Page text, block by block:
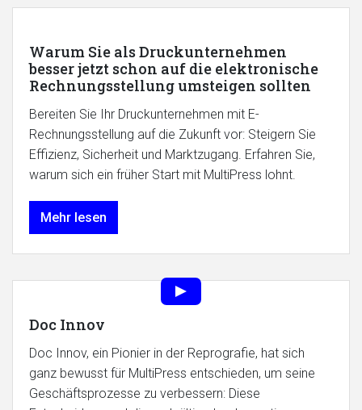
Warum Sie als Druckunternehmen
besser jetzt schon auf die elektronische
Rechnungsstellung umsteigen sollten
Bereiten Sie Ihr Druckunternehmen mit E-
Rechnungsstellung auf die Zukunft vor: Steigern Sie
Effizienz, Sicherheit und Marktzugang. Erfahren Sie,
warum sich ein früher Start mit MultiPress lohnt.
Mehr lesen
Doc Innov
Doc Innov, ein Pionier in der Reprografie, hat sich
ganz bewusst für MultiPress entschieden, um seine
Geschäftsprozesse zu verbessern: Diese